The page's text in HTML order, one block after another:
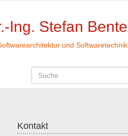
Ing. Stefan Bente
und Softwaretechnik
Kontakt